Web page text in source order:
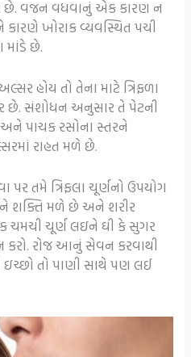
છે. વજન વધવાનું એક કારણ ન
ખોરાક વ્યવસ્થિત પચી
છે.
હોય તો તેના માટે ત્રિફળા
છે. સંશોધન અનુસાર તે પેટની
પાચક રસોના સ્તરને
રાહત મળે છે.
પર તમે ત્રિફલા ચૂર્ણનો ઉપયોગ
શક્તિ મળે છે અને શરીર
ચમચી ચૂર્ણ લઇને ઘી કે સુગર
રોજ આનું સેવન કરવાથી
તો પાણી સાથે પણ લઈ